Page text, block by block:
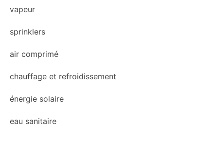
vapeur
sprinklers
air comprimé
chauffage et refroidissement
énergie solaire
eau sanitaire